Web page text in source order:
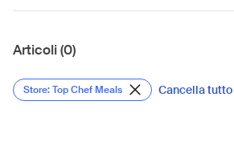
Articoli (0)
Store: Top Chef Meals Cancella tutto